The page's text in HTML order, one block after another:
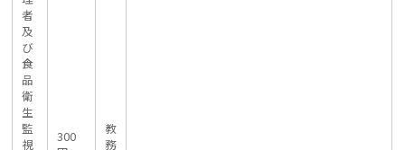
者
及
び
食
品
衛
生
監
視
300
教
務